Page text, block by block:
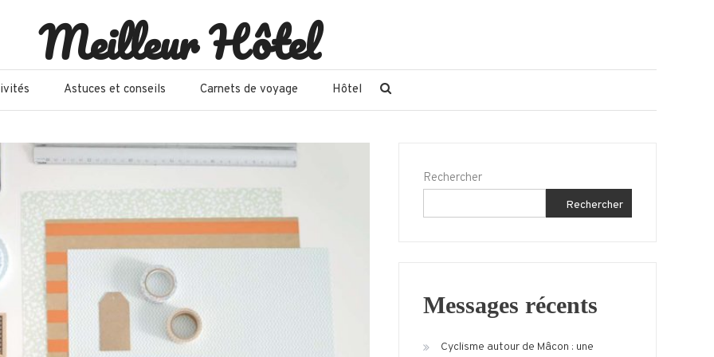
Meilleur Hôtel
Astuces et conseils Carnets de voyage Hôtel
Rechercher
Rechercher
Messages récents
Cyclisme autour de Mâcon : une